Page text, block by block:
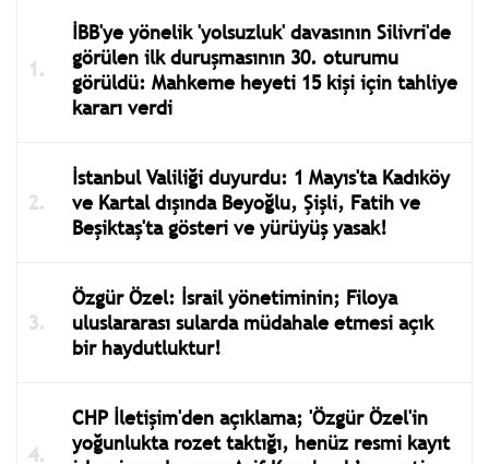
İBB'ye yönelik 'yolsuzluk' davasının Silivri'de
görülen ilk duruşmasının 30. oturumu
görüldü: Mahkeme heyeti 15 kişi için tahliye
kararı verdi
İstanbul Valiliği duyurdu: 1 Mayıs'ta Kadıköy
ve Kartal dışında Beyoğlu, Şişli, Fatih ve
Beşiktaş'ta gösteri ve yürüyüş yasak!
Özgür Özel: İsrail yönetiminin; Filoya
uluslararası sularda müdahale etmesi açık
bir haydutluktur!
CHP İletişim'den açıklama; 'Özgür Özel'in
yoğunlukta rozet taktığı, henüz resmi kayıt